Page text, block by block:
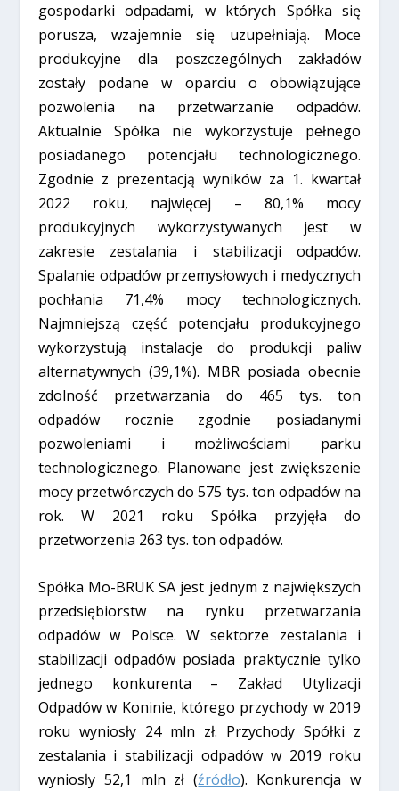
gospodarki odpadami, w których Spółka się
porusza, wzajemnie się uzupełniają. Moce
produkcyjne dla poszczególnych zakładów
zostały podane w oparciu o obowiązujące
pozwolenia na przetwarzanie odpadów.
Aktualnie Spółka nie wykorzystuje pełnego
posiadanego potencjału technologicznego.
Zgodnie z prezentacją wyników za 1. kwartał
2022 roku, najwięcej – 80,1% mocy
produkcyjnych wykorzystywanych jest w
zakresie zestalania i stabilizacji odpadów.
Spalanie odpadów przemysłowych i medycznych
pochłania 71,4% mocy technologicznych.
Najmniejszą część potencjału produkcyjnego
wykorzystują instalacje do produkcji paliw
alternatywnych (39,1%). MBR posiada obecnie
zdolność przetwarzania do 465 tys. ton
odpadów rocznie zgodnie posiadanymi
pozwoleniami i możliwościami parku
technologicznego. Planowane jest zwiększenie
mocy przetwórczych do 575 tys. ton odpadów na
rok. W 2021 roku Spółka przyjęła do
przetworzenia 263 tys. ton odpadów.
Spółka Mo-BRUK SA jest jednym z największych
przedsiębiorstw na rynku przetwarzania
odpadów w Polsce. W sektorze zestalania i
stabilizacji odpadów posiada praktycznie tylko
jednego konkurenta – Zakład Utylizacji
Odpadów w Koninie, którego przychody w 2019
roku wyniosły 24 mln zł. Przychody Spółki z
zestalania i stabilizacji odpadów w 2019 roku
wyniosły 52,1 mln zł (źródło). Konkurencja w